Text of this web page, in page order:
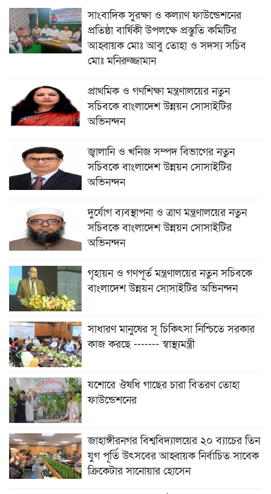
সাংবাদিক সুরক্ষা ও কল্যাণ ফাউন্ডেশনের
প্রতিষ্ঠা বার্ষিকী উপলক্ষে প্রস্তুতি কমিটির
আহ্বায়ক মোঃ আবু তোহা ও সদস্য সচিব
মোঃ মনিরুজ্জামান
প্রাথমিক ও গণশিক্ষা মন্ত্রণালয়ের নতুন
সচিবকে বাংলাদেশ উন্নয়ন সোসাইটির
অভিনন্দন
জ্বালানি ও খনিজ সম্পদ বিভাগের নতুন
সচিবকে বাংলাদেশ উন্নয়ন সোসাইটির
অভিনন্দন
দুর্যোগ ব্যবস্থাপনা ও ত্রাণ মন্ত্রণালয়ের নতুন
সচিবকে বাংলাদেশ উন্নয়ন সোসাইটির
অভিনন্দন
গৃহায়ন ও গণপূর্ত মন্ত্রণালয়ের নতুন সচিবকে
বাংলাদেশ উন্নয়ন সোসাইটির অভিনন্দন
সাধারণ মানুষের সূ চিকিৎসা নিশ্চিতে সরকার
কাজ করছে ------- স্বাস্থ্যমন্ত্রী
যশোরে ঔষধি গাছের চারা বিতরণ তোহা
ফাউন্ডেশনের
জাহাঙ্গীরনগর বিশ্ববিদ্যালয়ের ২০ ব্যাচের তিন
যুগ পূর্তি উৎসবের আহ্বায়ক নির্বাচিত সাবেক
ক্রিকেটার সানোয়ার হোসেন